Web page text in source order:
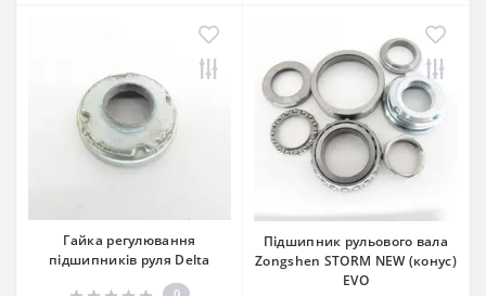
Гайка регулювання
підшипників руля Delta
Підшипник рульового вала
Zongshen STORM NEW (конус)
EVO